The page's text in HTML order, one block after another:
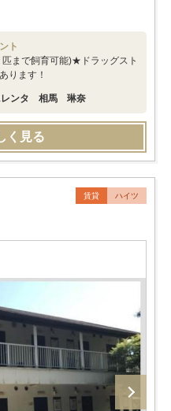
ト
まで飼育可能)★ドラッグスト
ります！
レンタ 相馬 琳奈
く見る
賃貸 ハイツ